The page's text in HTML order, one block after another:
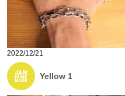
2022/12/21
Yellow 1